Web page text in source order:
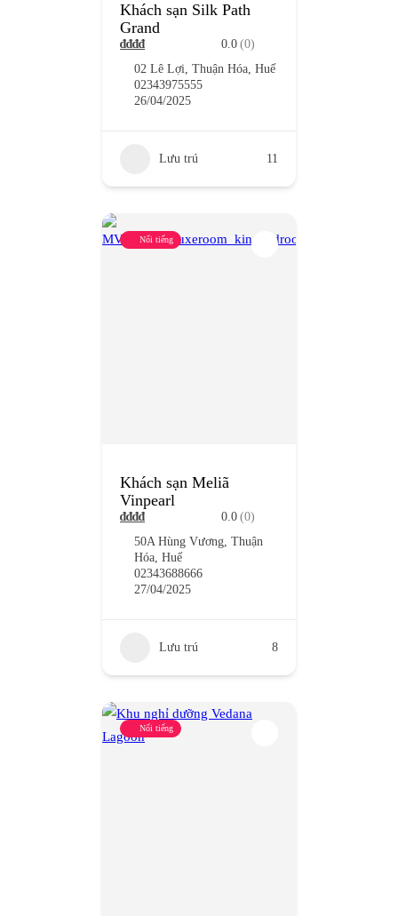
Khách sạn Silk Path
Grand
₫₫₫₫ 0.0 (0)
02 Lê Lợi, Thuận Hóa, Huế
02343975555
26/04/2025
Lưu trú 11
Nổi tiếng
Khách sạn Meliã
Vinpearl
₫₫₫₫ 0.0 (0)
50A Hùng Vương, Thuận
Hóa, Huế
02343688666
27/04/2025
Lưu trú 8
Nổi tiếng